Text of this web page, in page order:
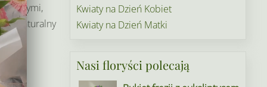
w naturalny
Kwiaty na Dzień Kobiet
Kwiaty na Dzień Matki
Nasi floryści polecają